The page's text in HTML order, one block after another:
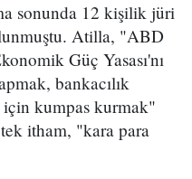
sonunda 12 kişilik jüri
Atilla, "ABD
Güç Yasası'nı
bankacılık
için kumpas kurmak"
itham, "kara para